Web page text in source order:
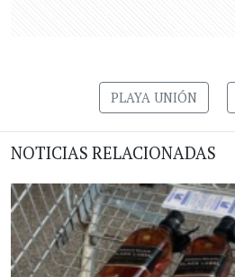
PLAYA UNIÓN
NOTICIAS RELACIONADAS